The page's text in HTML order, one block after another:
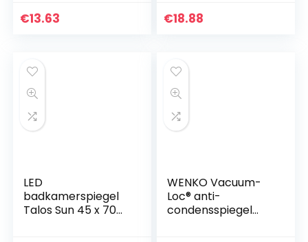
€13.63
hand/met
€18.88
LED
badkamerspiegel
Talos Sun 45 x 70
WENKO Vacuum-
Loc® anti-
condensspiegel